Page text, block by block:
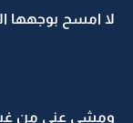
لا امسح بوجهها
ومشى عني من